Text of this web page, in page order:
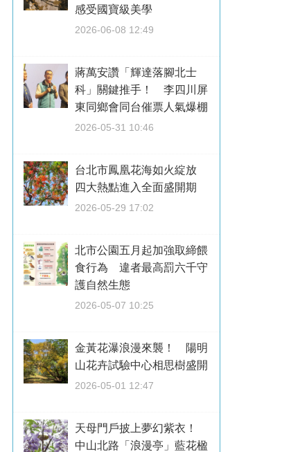
感受國寶級美學
2026-06-08 12:49
蔣萬安讚「輝達落腳北士
科」關鍵推手！ 李四川屏
東同鄉會同台催票人氣爆棚
2026-05-31 10:46
台北市鳳凰花海如火綻放
四大熱點進入全面盛開期
2026-05-29 17:02
北市公園五月起加強取締餵
食行為 違者最高罰六千守
護自然生態
2026-05-07 10:25
金黃花瀑浪漫來襲！ 陽明
山花卉試驗中心相思樹盛開
2026-05-01 12:47
天母門戶披上夢幻紫衣！
中山北路「浪漫亭」藍花楹